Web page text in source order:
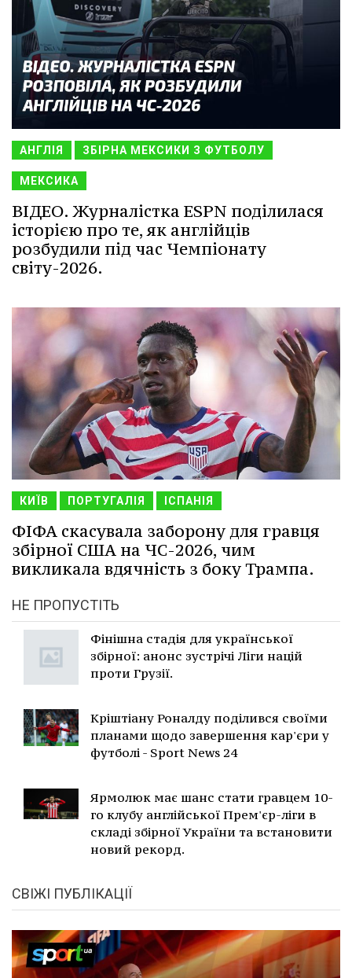
АНГЛІЯ ЗБІРНА МЕКСИКИ З ФУТБОЛУ
МЕКСИКА
ВІДЕО. Журналістка ESPN поділилася
історією про те, як англійців
розбудили під час Чемпіонату
світу-2026.
КИЇВ ПОРТУГАЛІЯ ІСПАНІЯ
ФІФА скасувала заборону для гравця
збірної США на ЧС-2026, чим
викликала вдячність з боку Трампа.
НЕ ПРОПУСТІТЬ
Фінішна стадія для української
збірної: анонс зустрічі Ліги націй
проти Грузії.
Кріштіану Роналду поділився своїми
планами щодо завершення кар'єри у
футболі - Sport News 24
Ярмолюк має шанс стати гравцем 10-
го клубу англійської Прем'єр-ліги в
складі збірної України та встановити
новий рекорд.
СВІЖІ ПУБЛІКАЦІЇ